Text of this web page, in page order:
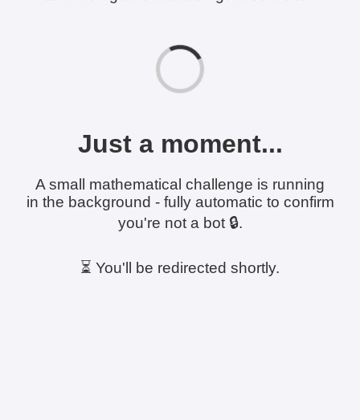
Just a moment...
A small mathematical challenge is running
in the background - fully automatic to confirm
you're not a bot 🔒.
⏳ You'll be redirected shortly.